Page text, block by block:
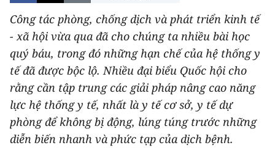
VĂN HÓA
XÃ HỘI
PHÁP LUẬT
DU LỊCH
THẾ GIỚI
Công tác phòng, chống dịch và phát triển kinh tế
- xã hội vừa qua đã cho chúng ta nhiều bài học
quý báu, trong đó những hạn chế của hệ thống y
tế đã được bộc lộ. Nhiều đại biểu Quốc hội cho
rằng cần tập trung các giải pháp nâng cao năng
lực hệ thống y tế, nhất là y tế cơ sở, y tế dự
phòng để không bị động, lúng túng trước những
diễn biến nhanh và phức tạp của dịch bệnh.